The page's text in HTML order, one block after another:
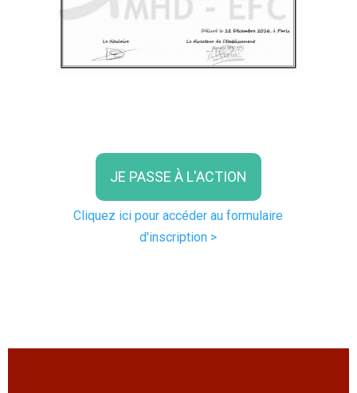
JE PASSE À L'ACTION
Cliquez ici pour accéder au formulaire
d'inscription >